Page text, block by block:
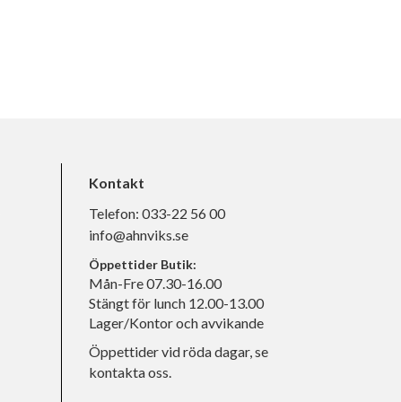
Kontakt
Telefon: 033-22 56 00
info@ahnviks.se
Öppettider Butik:
Mån-Fre 07.30-16.00
Stängt för lunch 12.00-13.00
Lager/Kontor och avvikande
Öppettider vid röda dagar, se
kontakta oss.